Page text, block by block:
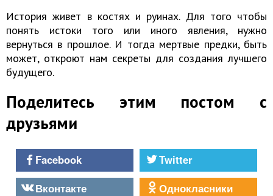
История живет в костях и руинах. Для того чтобы
понять истоки того или иного явления, нужно
вернуться в прошлое. И тогда мертвые предки, быть
может, откроют нам секреты для создания лучшего
будущего.
Поделитесь этим постом с
друзьями
Facebook
Twitter
Вконтакте
Однокласники